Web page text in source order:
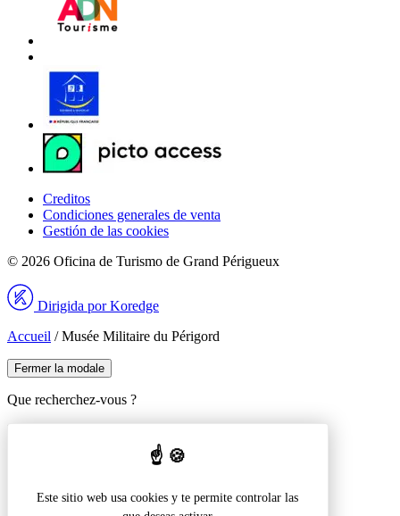
Creditos
Condiciones generales de venta
Gestión de las cookies
© 2026 Oficina de Turismo de Grand Périgueux
Dirigida por Koredge
Accueil /Musée Militaire du Périgord
Fermer la modale
Que recherchez-vous ?
Este sitio web usa cookies y te permite controlar las